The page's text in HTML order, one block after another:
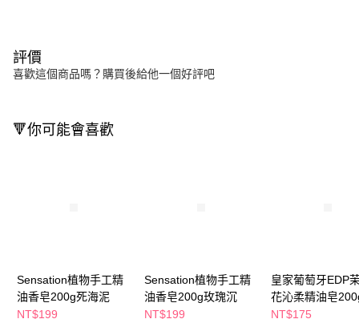
評價
喜歡這個商品嗎？購買後給他一個好評吧
🔻你可能會喜歡
Sensation植物手工精
油香皂200g死海泥
NT$199
Sensation植物手工精
油香皂200g玫瑰沉
NT$199
皇家葡萄牙EDP
花沁柔精油皂
NT$175